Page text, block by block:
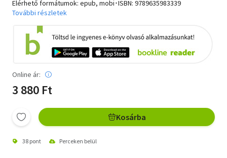
Elérhető formátumok: epub, mobi･ISBN: 9789635983339
További részletek
Online ár:
3 880 Ft
Kosárba
38 pont Perceken belül